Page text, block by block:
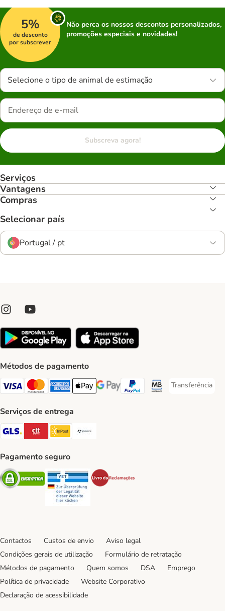
5%
de desconto
por subscrever
Não perca os nossos descontos personalizados,
promoções especiais e novidades!
Selecione o tipo de animal de estimação
Subscreva agora!
Serviços
Vantagens
Compras
Selecionar país
Portugal / pt
Métodos de pagamento
Visa Payment Method
Mastercard Payment Method
American Express Payment Method
Apple Pay Payment Method
Google Pay Payment Method
PayPal Payment Method
Multibanco Payment
Transferência
Transferência
Serviços de entrega
GLS Shipping Method
CTTExpress Shipping Method
InPost Shipping Method
Pagamento seguro
Security Security
Contactos Custos de envio
Aviso legal
Condições gerais de utilização
Formulário de retratação
Métodos de pagamento
Quem somos DSA
Emprego
Política de privacidade
Website Corporativo
Declaração de acessibilidade